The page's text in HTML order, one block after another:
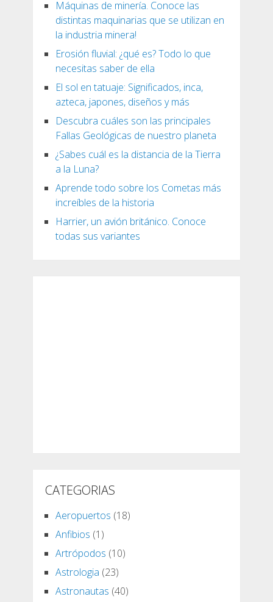
Máquinas de minería. Conoce las
distintas maquinarias que se utilizan en
la industria minera!
Erosión fluvial: ¿qué es? Todo lo que
necesitas saber de ella
El sol en tatuaje: Significados, inca,
azteca, japones, diseños y más
Descubra cuáles son las principales
Fallas Geológicas de nuestro planeta
¿Sabes cuál es la distancia de la Tierra
a la Luna?
Aprende todo sobre los Cometas más
increíbles de la historia
Harrier, un avión británico. Conoce
todas sus variantes
CATEGORIAS
Aeropuertos (18)
Anfibios (1)
Artrópodos (10)
Astrologia (23)
Astronautas (40)